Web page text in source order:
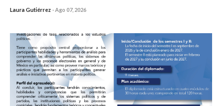
Laura Gutiérrez -Ago 07, 2026